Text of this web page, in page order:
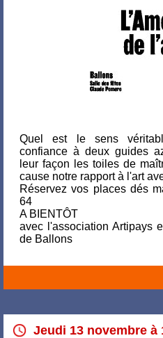
Quel est le sens
confiance à deux guides
leur façon les toiles de
cause notre rapport à l'art
Réservez vos places dés
64
A BIENTÔT
avec l'association Artipays
de Ballons
Jeudi 13 novembre à